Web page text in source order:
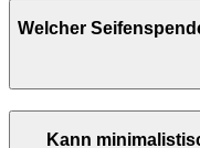
Welcher
Kann